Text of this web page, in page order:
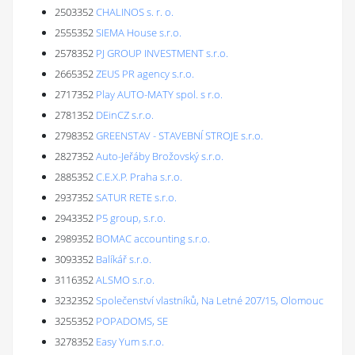
2503352CHALINOS s. r. o.
2555352SIEMA House s.r.o.
2578352 PJ GROUP INVESTMENT s.r.o.
2665352ZEUS PR agency s.r.o.
2717352 Play AUTO-MATY spol. s r.o.
2781352 DEinCZ s.r.o.
2798352GREENSTAV - STAVEBNÍ STROJE s.r.o.
2827352Auto-Jeřáby Brožovský s.r.o.
2885352C.E.X.P. Praha s.r.o.
2937352SATUR RETE s.r.o.
2943352 P5 group, s.r.o.
2989352 BOMAC accounting s.r.o.
3093352 Balíkář s.r.o.
3116352ALSMO s.r.o.
3232352Společenství vlastníků, Na Letné 207/15, Olomouc
3255352 POPADOMS, SE
3278352 Easy Yum s.r.o.